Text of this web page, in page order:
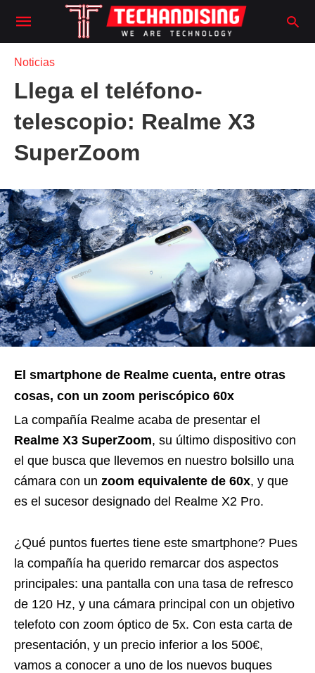
Noticias
Llega el teléfono-
telescopio: Realme X3
SuperZoom
El smartphone de Realme cuenta, entre otras
cosas, con un zoom periscópico 60x
La compañía Realme acaba de presentar el
Realme X3 SuperZoom, su último dispositivo con
el que busca que llevemos en nuestro bolsillo una
cámara con un zoom equivalente de 60x, y que
es el sucesor designado del Realme X2 Pro.
¿Qué puntos fuertes tiene este smartphone? Pues
la compañía ha querido remarcar dos aspectos
principales: una pantalla con una tasa de refresco
de 120 Hz, y una cámara principal con un objetivo
telefoto con zoom óptico de 5x. Con esta carta de
presentación, y un precio inferior a los 500€,
vamos a conocer a uno de los nuevos buques